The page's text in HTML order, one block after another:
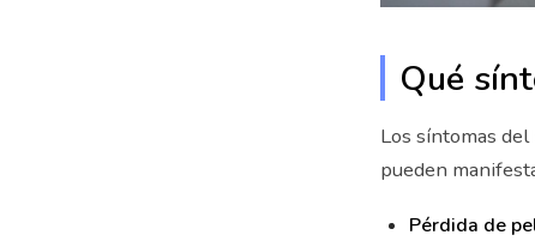
Qué
Los síntomas
pueden
Pérdida de